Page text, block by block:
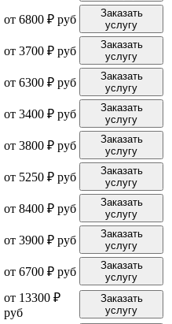
от 6800 ₽ руб
Заказать
услугу
от 3700 ₽ руб
Заказать
услугу
от 6300 ₽ руб
Заказать
услугу
от 3400 ₽ руб
Заказать
услугу
от 3800 ₽ руб
Заказать
услугу
от 5250 ₽ руб
Заказать
услугу
от 8400 ₽ руб
Заказать
услугу
от 3900 ₽ руб
Заказать
услугу
от 6700 ₽ руб
Заказать
услугу
от 13300 ₽
руб
Заказать
услугу